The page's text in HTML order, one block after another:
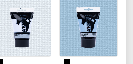
35
Tinta carne chiara
36
Tinta carne scura